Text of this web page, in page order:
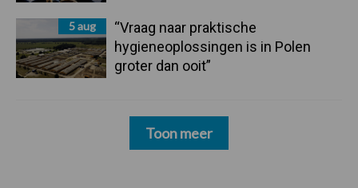
5 aug
“Vraag naar praktische
hygieneoplossingen is in Polen
groter dan ooit”
Toon meer